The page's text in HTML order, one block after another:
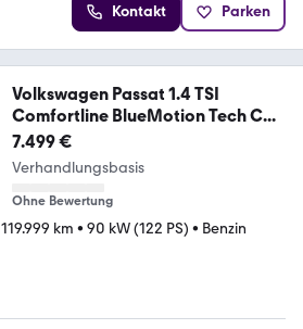
Kontakt Parken
Volkswagen Passat 1.4 TSI
Comfortline BlueMotion Tech C...
7.499 €
Verhandlungsbasis
Ohne Bewertung
119.999 km • 90 kW (122 PS) • Benzin